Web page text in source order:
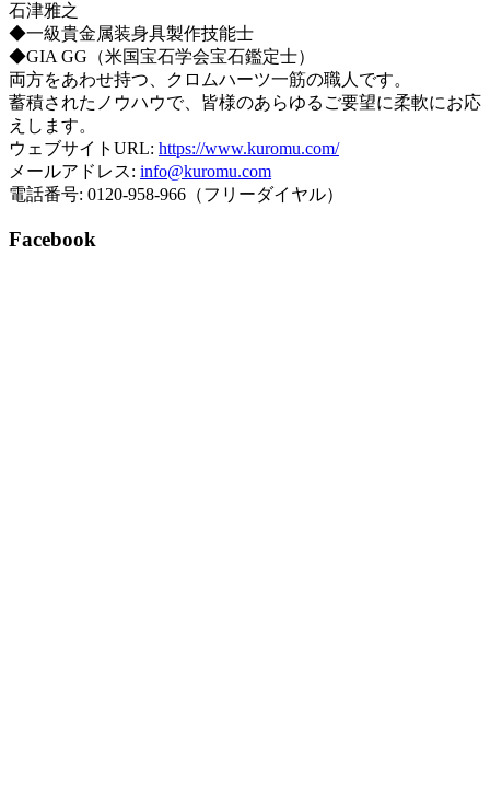
石津雅之
◆一級貴金属装身具製作技能士
◆GIA GG（米国宝石学会宝石鑑定士）
両方をあわせ持つ、クロムハーツ一筋の職人です。
蓄積されたノウハウで、皆様のあらゆるご要望に柔軟にお応
えします。
ウェブサイトURL: https://www.kuromu.com/
メールアドレス: info@kuromu.com
電話番号: 0120-958-966（フリーダイヤル）
Facebook